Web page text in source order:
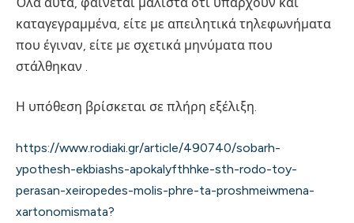
καταγεγραμμένα, είτε με απειλητικά τηλεφωνήματα
που έγιναν, είτε με σχετικά μηνύματα που
στάλθηκαν .
Η υπόθεση βρίσκεται σε πλήρη εξέλιξη.
https://www.rodiaki.gr/article/490740/sobarh-
ypothesh-ekbiashs-apokalyfthhke-sth-rodo-toy-
perasan-xeiropedes-molis-phre-ta-proshmeiwmena-
xartonomismata?